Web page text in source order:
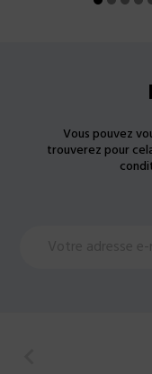
Vous pouvez
trouverez pour